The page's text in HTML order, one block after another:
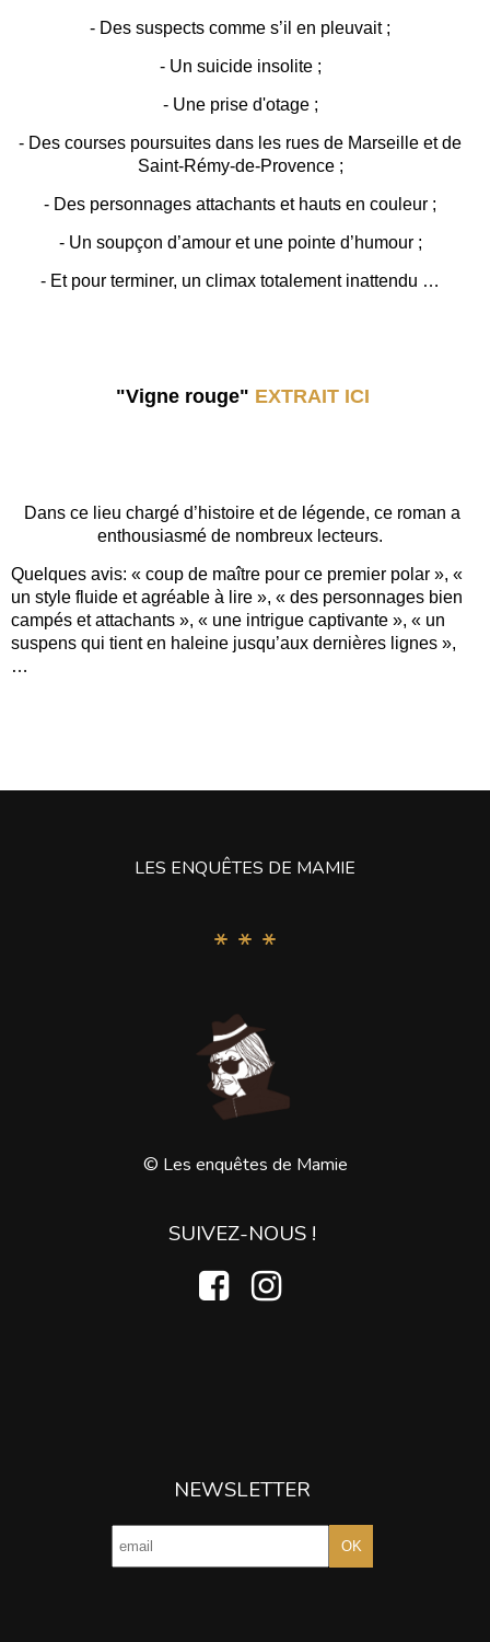
- Des suspects comme s’il en pleuvait ;
- Un suicide insolite ;
- Une prise d'otage ;
- Des courses poursuites dans les rues de Marseille et de
Saint-Rémy-de-Provence ;
- Des personnages attachants et hauts en couleur ;
- Un soupçon d’amour et une pointe d’humour ;
- Et pour terminer, un climax totalement inattendu …
"Vigne rouge" EXTRAIT ICI
Dans ce lieu chargé d’histoire et de légende, ce roman a
enthousiasmé de nombreux lecteurs.
Quelques avis: « coup de maître pour ce premier polar », «
un style fluide et agréable à lire », « des personnages bien
campés et attachants », « une intrigue captivante », « un
suspens qui tient en haleine jusqu’aux dernières lignes »,
…
LES ENQUÊTES DE MAMIE
* * *
© Les enquêtes de Mamie
SUIVEZ-NOUS !
NEWSLETTER
OK